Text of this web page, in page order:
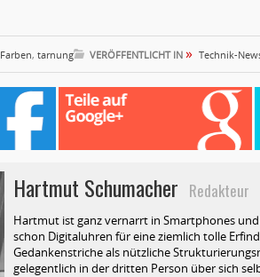
Farben, tarnung VERÖFFENTLICHT IN » Technik-
Hartmut Schumacher Redakteur
Hartmut ist ganz vernarrt in Smartphones
schon Digitaluhren für eine ziemlich tolle
Gedankenstriche als nützliche
gelegentlich in der dritten Person über sich